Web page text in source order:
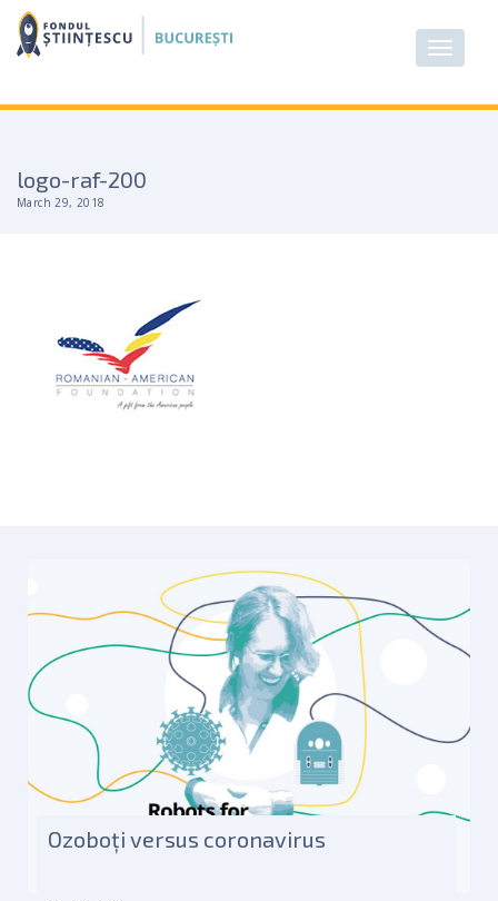
logo-raf-200
March 29, 2018
Ozoboți versus coronavirus